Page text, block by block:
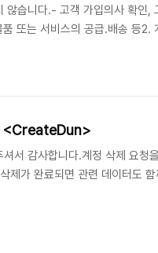
않습니다.- 고객 가입의사 확인
품 또는 서비스의 공급.배송
<CreateDun>
서 감사합니다.계정 삭제 요
완료되면 관련 데이터도 함